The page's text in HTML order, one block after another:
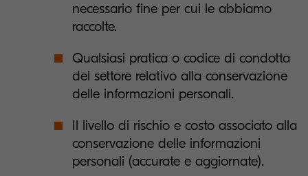
necessario fine per cui le abbiamo
raccolte.
Qualsiasi pratica o codice di condotta
del settore relativo alla conservazione
delle informazioni personali.
Il livello di rischio e costo associato alla
conservazione delle informazioni
personali (accurate e aggiornate).